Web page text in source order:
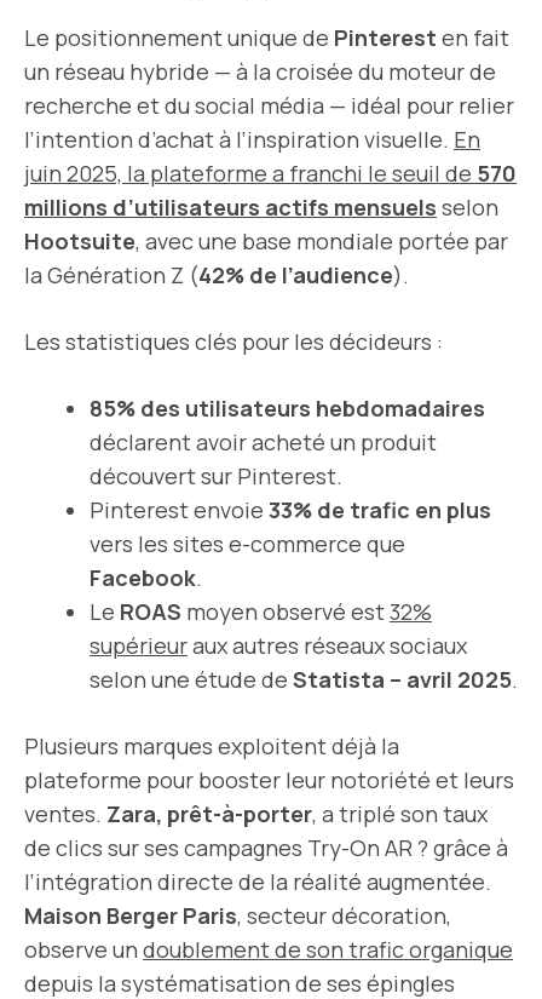
Le positionnement unique de Pinterest en fait
un réseau hybride — à la croisée du moteur de
recherche et du social média — idéal pour relier
l’intention d’achat à l’inspiration visuelle. En
juin 2025, la plateforme a franchi le seuil de 570
millions d’utilisateurs actifs mensuels selon
Hootsuite, avec une base mondiale portée par
la Génération Z (42% de l’audience).
Les statistiques clés pour les décideurs :
85% des utilisateurs hebdomadaires
déclarent avoir acheté un produit
découvert sur Pinterest.
Pinterest envoie 33% de trafic en plus
vers les sites e-commerce que
Facebook.
Le ROAS moyen observé est32%
supérieuraux autres réseaux sociaux
selon une étude de Statista – avril 2025.
Plusieurs marques exploitent déjà la
plateforme pour booster leur notoriété et leurs
ventes. Zara, prêt-à-porter, a triplé son taux
de clics sur ses campagnes Try-On AR ? grâce à
l’intégration directe de la réalité augmentée.
Maison Berger Paris, secteur décoration,
observe un doublement de son trafic organique
depuis la systématisation de ses épingles